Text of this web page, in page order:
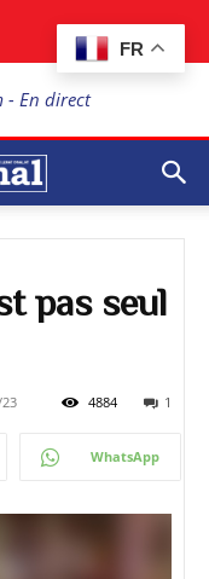
FR
- En direct
pas seul
1
4884
WhatsApp